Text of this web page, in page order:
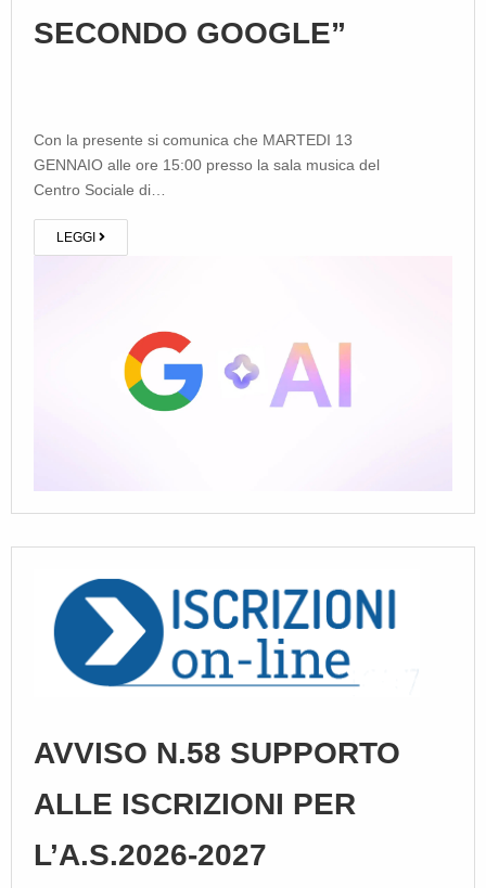
SECONDO GOOGLE”
Con la presente si comunica che MARTEDI 13
GENNAIO alle ore 15:00 presso la sala musica del
Centro Sociale di…
LEGGI
AVVISO N.58 SUPPORTO
ALLE ISCRIZIONI PER
L’A.S.2026-2027